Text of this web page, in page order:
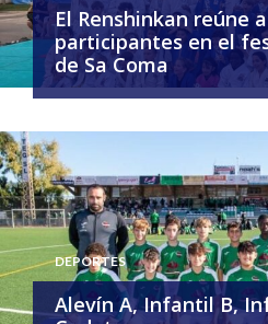
El Renshinkan reúne
participantes en el
de Sa Coma
DEPORTES
Alevín A, Infantil B,